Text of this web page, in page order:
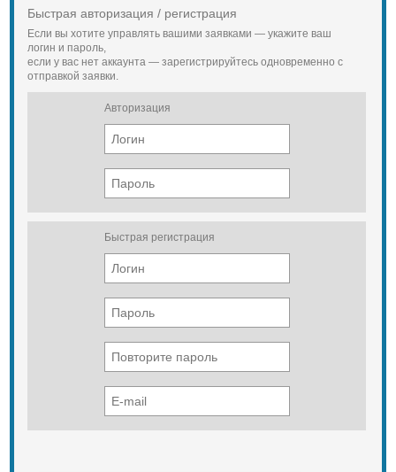
Быстрая авторизация / регистрация
Если вы хотите управлять вашими заявками — укажите ваш
логин и пароль,
если у вас нет аккаунта — зарегистрируйтесь одновременно с
отправкой заявки.
Авторизация
Быстрая регистрация